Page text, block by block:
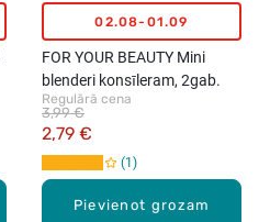
Pievienot grozam
02.08-01.09
FOR YOUR BEAUTY Mini
blenderi konsīleram, 2gab.
Regulārā cena
2,79 €
3,99 €
1